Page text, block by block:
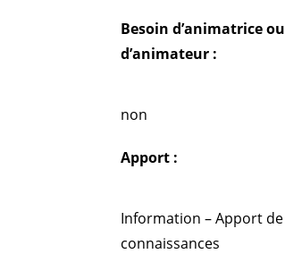
Besoin d’animatrice ou
d’animateur :
non
Apport :
Information – Apport de
connaissances